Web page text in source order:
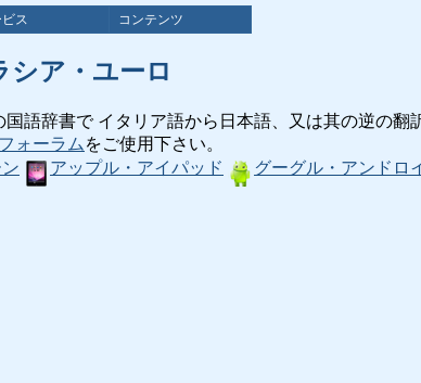
ス コンテンツ
シア・ユーロ
国語辞書で イタリア語から日本語、又は其の逆の
ォーラム をご使用下さい。
アップル・アイパッド グーグル・アンドロ